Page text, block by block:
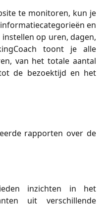
te monitoren, kun je
en
op uren, dagen,
toont je alle
van het totale aantal
de bezoektijd en het
rapporten over de
inzichten in het
uit verschillende